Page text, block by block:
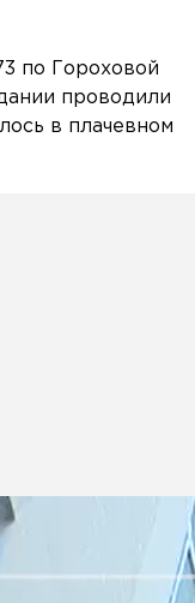
по Гороховой
проводили
в плачевном